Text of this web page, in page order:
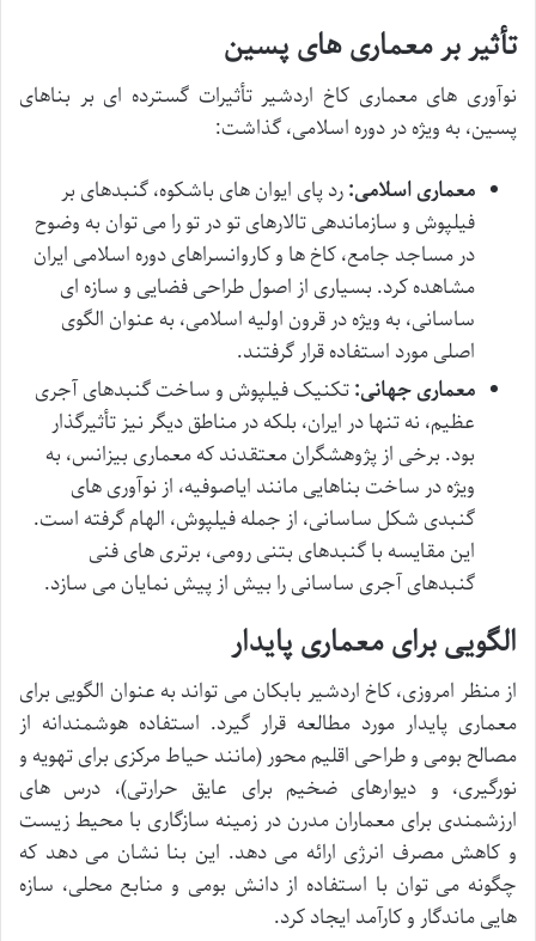
تأثیر بر معماری های پسین
نوآوری های معماری کاخ اردشیر تأثیرات گسترده ای بر بناهای
پسین، به ویژه در دوره اسلامی، گذاشت:
معماری اسلامی:رد پای ایوان های باشکوه، گنبدهای بر
فیلپوش و سازماندهی تالارهای تو در تو را می توان به وضوح
در مساجد جامع، کاخ ها و کاروانسراهای دوره اسلامی ایران
مشاهده کرد. بسیاری از اصول طراحی فضایی و سازه ای
ساسانی، به ویژه در قرون اولیه اسلامی، به عنوان الگوی
اصلی مورد استفاده قرار گرفتند.
معماری جهانی:تکنیک فیلپوش و ساخت گنبدهای آجری
عظیم، نه تنها در ایران، بلکه در مناطق دیگر نیز تأثیرگذار
بود. برخی از پژوهشگران معتقدند که معماری بیزانس، به
ویژه در ساخت بناهایی مانند ایاصوفیه، از نوآوری های
گنبدی شکل ساسانی، از جمله فیلپوش، الهام گرفته است.
این مقایسه با گنبدهای بتنی رومی، برتری های فنی
گنبدهای آجری ساسانی را بیش از پیش نمایان می سازد.
الگویی برای معماری پایدار
از منظر امروزی، کاخ اردشیر بابکان می تواند به عنوان الگویی برای
معماری پایدار مورد مطالعه قرار گیرد. استفاده هوشمندانه از
مصالح بومی و طراحی اقلیم محور (مانند حیاط مرکزی برای تهویه و
نورگیری، و دیوارهای ضخیم برای عایق حرارتی)، درس های
ارزشمندی برای معماران مدرن در زمینه سازگاری با محیط زیست
و کاهش مصرف انرژی ارائه می دهد. این بنا نشان می دهد که
چگونه می توان با استفاده از دانش بومی و منابع محلی، سازه
هایی ماندگار و کارآمد ایجاد کرد.